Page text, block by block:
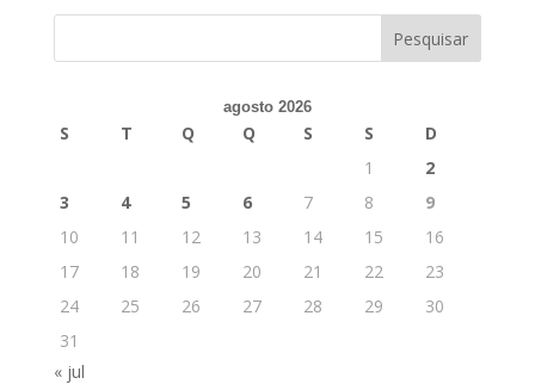
agosto 2026
S T Q Q S S
D
1
2
3
4 5 6 7 8
9
10
11 12 13 14 15
16
17
18 19 20 21 22
23
24
25 26 27 28 29
30
31
« jul